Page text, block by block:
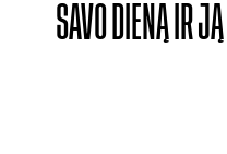
SAVO DIENĄ IR JĄ